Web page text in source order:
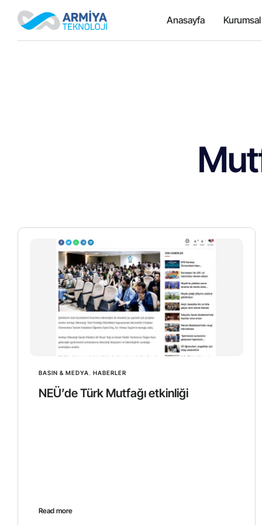
Anasayfa Kurumsal
BASIN & MEDYA HABERLER
NEÜ’de Türk Mutfağı etkinliği
Read more